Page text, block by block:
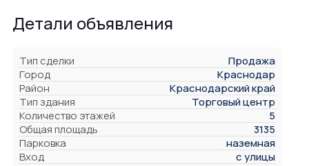
Детали объявления
Тип сделки
Продажа
Город
Краснодар
Район
Краснодарский край
Тип здания
Торговый центр
Количество этажей
5
Общая площадь
3135
Парковка
наземная
Вход
с улицы